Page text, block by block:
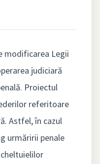
modificarea Legii
judiciară
Proiectul
referitoare
Astfel, în cazul
urmăririi penale